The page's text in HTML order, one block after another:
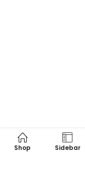
Shop Sidebar